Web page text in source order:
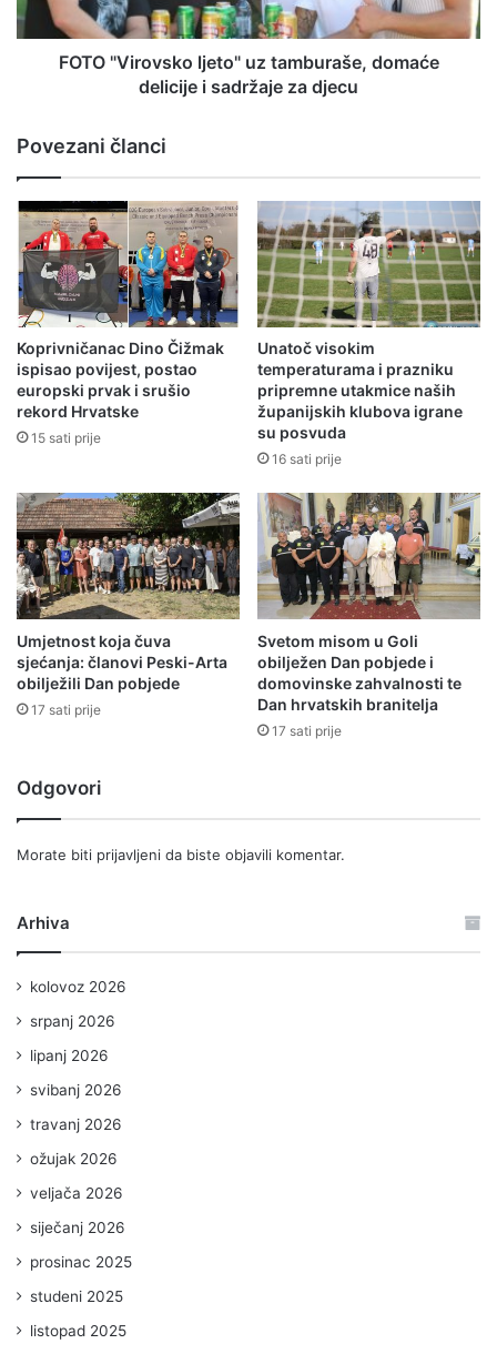
FOTO "Virovsko ljeto" uz tamburaše, domaće
delicije i sadržaje za djecu
Povezani članci
Koprivničanac Dino Čižmak
ispisao povijest, postao
europski prvak i srušio
rekord Hrvatske
15 sati prije
Unatoč visokim
temperaturama i prazniku
pripremne utakmice naših
županijskih klubova igrane
su posvuda
16 sati prije
Umjetnost koja čuva
sjećanja: članovi Peski-Arta
obilježili Dan pobjede
17 sati prije
Svetom misom u Goli
obilježen Dan pobjede i
domovinske zahvalnosti te
Dan hrvatskih branitelja
17 sati prije
Odgovori
Morate biti prijavljeni da biste objavili komentar.
Arhiva
kolovoz 2026
srpanj 2026
lipanj 2026
svibanj 2026
travanj 2026
ožujak 2026
veljača 2026
siječanj 2026
prosinac 2025
studeni 2025
listopad 2025